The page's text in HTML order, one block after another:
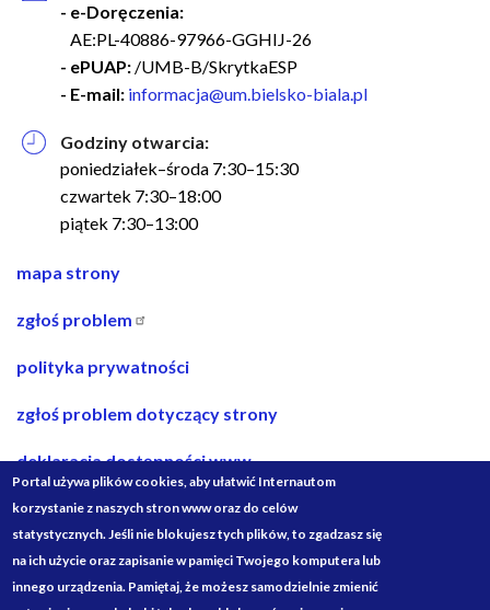
- e-Doręczenia:
AE:PL-40886-97966-GGHIJ-26
- ePUAP: /UMB-B/SkrytkaESP
- E-mail: informacja@um.bielsko-biala.pl
Godziny otwarcia:
poniedziałek–środa 7:30–15:30
czwartek 7:30–18:00
piątek 7:30–13:00
nawigacja
stopce
mapa strony
zgłoś problem
polityka prywatności
zgłoś problem dotyczący strony
deklaracja dostępności www
deklaracja dostępności bip
projekty ze środków budżetu państwa
Portal używa plików cookies, aby ułatwić Internautom
korzystanie z naszych stron www oraz do celów
statystycznych. Jeśli nie blokujesz tych plików, to zgadzasz się
na ich użycie oraz zapisanie w pamięci Twojego komputera lub
innego urządzenia. Pamiętaj, że możesz samodzielnie zmienić